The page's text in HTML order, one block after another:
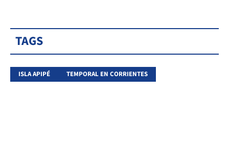
TAGS
ISLA APIPÉ TEMPORAL EN CORRIENTES